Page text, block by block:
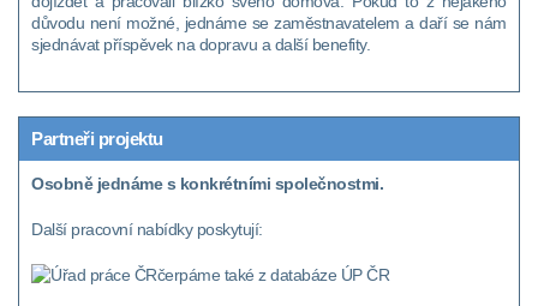
důvodu není možné, jednáme se zaměstnavatelem a daří se nám
sjednávat příspěvek na dopravu a další benefity.
Partneři projektu
Osobně jednáme s konkrétními společnostmi.
Další pracovní nabídky poskytují:
čerpáme také z databáze ÚP ČR